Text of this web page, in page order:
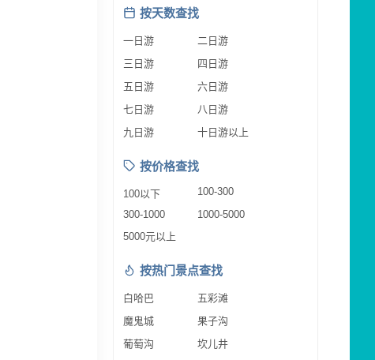
按天数查找
一日游
二日游
三日游
四日游
五日游
六日游
七日游
八日游
九日游
十日游以上
按价格查找
100以下
100-300
300-1000
1000-5000
5000元以上
按热门景点查找
白哈巴
五彩滩
魔鬼城
果子沟
葡萄沟
坎儿井